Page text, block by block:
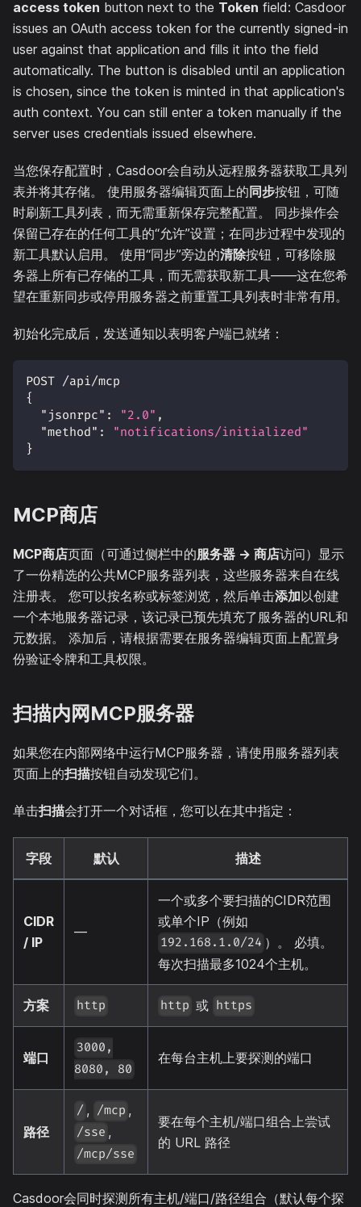
access token button next to the Token field: Casdoor
issues an OAuth access token for the currently signed-in
user against that application and fills it into the field
automatically. The button is disabled until an application
is chosen, since the token is minted in that application's
auth context. You can still enter a token manually if the
server uses credentials issued elsewhere.
当您保存配置时，Casdoor会自动从远程服务器获取工具列
表并将其存储。 使用服务器编辑页面上的同步按钮，可随
时刷新工具列表，而无需重新保存完整配置。 同步操作会
保留已存在的任何工具的“允许”设置；在同步过程中发现的
新工具默认启用。 使用“同步”旁边的清除按钮，可移除服
务器上所有已存储的工具，而无需获取新工具——这在您希
望在重新同步或停用服务器之前重置工具列表时非常有用。
初始化完成后，发送通知以表明客户端已就绪：
POST /api/mcp
{
"jsonrpc" : "2.0" ,
"method" :
"notifications/initialized"
}
MCP商店
MCP商店页面（可通过侧栏中的服务器 → 商店访问）显示
了一份精选的公共MCP服务器列表，这些服务器来自在线
注册表。 您可以按名称或标签浏览，然后单击添加以创建
一个本地服务器记录，该记录已预先填充了服务器的URL和
元数据。 添加后，请根据需要在服务器编辑页面上配置身
份验证令牌和工具权限。
扫描内网MCP服务器
如果您在内部网络中运行MCP服务器，请使用服务器列表
页面上的扫描按钮自动发现它们。
单击扫描会打开一个对话框，您可以在其中指定：
字段 默认 描述
CIDR
/ IP
—
一个或多个要扫描的CIDR范围
或单个IP（例如
192.168.1.0/24 ）。 必填。
每次扫描最多1024个主机。
方案 http http 或 https
端口
3000,
8080, 80
在每台主机上要探测的端口
路径
/ , /mcp ,
/sse ,
/mcp/sse
要在每个主机/端口组合上尝试
的 URL 路径
Casdoor会同时探测所有主机/端口/路径组合（默认每个探